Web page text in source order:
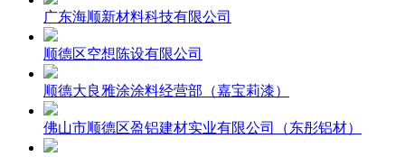
广东海顺新材料科技有限公司
顺德区空想陈设有限公司
顺德大良雅涂涂料经营部（嘉宝莉漆）
佛山市顺德区盈铝建材实业有限公司（东彤铝材）